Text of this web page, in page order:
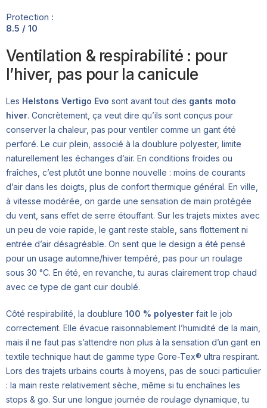
Protection :
8.5 / 10
Ventilation & respirabilité : pour
l’hiver, pas pour la canicule
Les Helstons Vertigo Evo sont avant tout des gants moto
hiver. Concrètement, ça veut dire qu’ils sont conçus pour
conserver la chaleur, pas pour ventiler comme un gant été
perforé. Le cuir plein, associé à la doublure polyester, limite
naturellement les échanges d’air. En conditions froides ou
fraîches, c’est plutôt une bonne nouvelle : moins de courants
d’air dans les doigts, plus de confort thermique général. En ville,
à vitesse modérée, on garde une sensation de main protégée
du vent, sans effet de serre étouffant. Sur les trajets mixtes avec
un peu de voie rapide, le gant reste stable, sans flottement ni
entrée d’air désagréable. On sent que le design a été pensé
pour un usage automne/hiver tempéré, pas pour un roulage
sous 30 °C. En été, en revanche, tu auras clairement trop chaud
avec ce type de gant cuir doublé.
Côté respirabilité, la doublure 100 % polyester fait le job
correctement. Elle évacue raisonnablement l’humidité de la main,
mais il ne faut pas s’attendre non plus à la sensation d’un gant en
textile technique haut de gamme type Gore-Tex® ultra respirant.
Lors des trajets urbains courts à moyens, pas de souci particulier
: la main reste relativement sèche, même si tu enchaînes les
stops & go. Sur une longue journée de roulage dynamique, tu